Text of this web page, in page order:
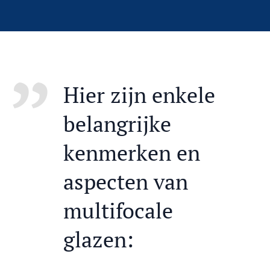
Hier zijn enkele
belangrijke
kenmerken en
aspecten van
multifocale
glazen: